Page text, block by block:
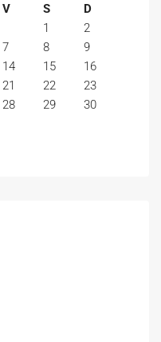
V S
D
1
2
7 8
9
14 15
16
21 22
23
28 29
30